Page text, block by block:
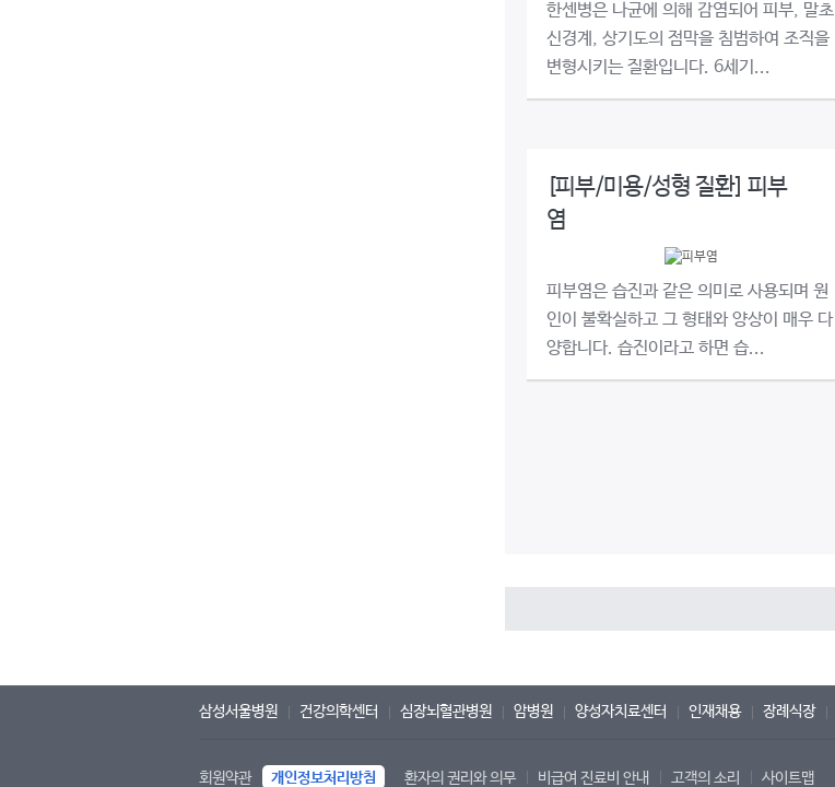
한센병은 나균에 의해 감염되어 피부, 말초
신경계, 상기도의 점막을 침범하여 조직을
변형시키는 질환입니다. 6세기...
[피부/미용/성형 질환] 피부
염
피부염은 습진과 같은 의미로 사용되며 원
인이 불확실하고 그 형태와 양상이 매우 다
양합니다. 습진이라고 하면 습...
삼성서울병원 건강의학센터 심장뇌혈관병원 암병원 양성자치료센터 인재채용 장례식장
회원약관 개인정보처리방침 환자의 권리와 의무 비급여 진료비 안내 고객의 소리 사이트맵